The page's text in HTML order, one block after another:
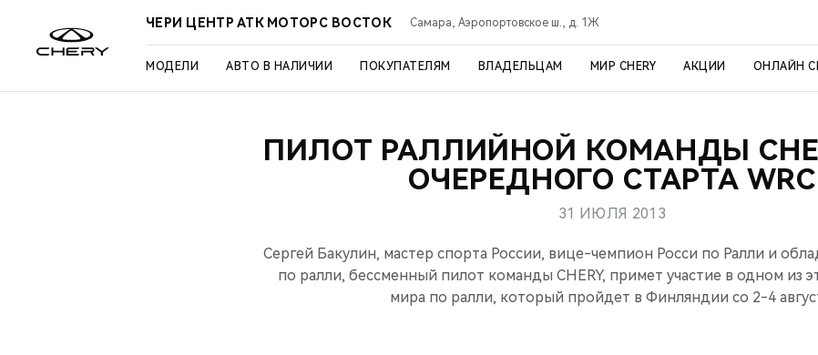
ЧЕРИ ЦЕНТР АТК МОТОРС ВОСТОК Самара, Аэропортовское ш., д. 1Ж
МОДЕЛИ АВТО В НАЛИЧИИ ПОКУПАТЕЛЯМ ВЛАДЕЛЬЦАМ МИР CHERY АКЦИИ ОНЛАЙН
ПИЛОТ РАЛЛИЙНОЙ КОМАНДЫ
ОЧЕРЕДНОГО СТАРТА WRC
31 ИЮЛЯ 2013
Сергей Бакулин, мастер спорта России, вице-чемпион Росси по Ралли и
по ралли, бессменный пилот команды CHERY, примет участие в одном из
мира по ралли, который пройдет в Финляндии со 2-4